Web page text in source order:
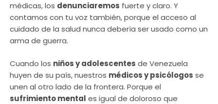
médicas, los denunciaremos fuerte y claro. Y
contamos con tu voz también, porque el acceso al
cuidado de la salud nunca debería ser usado como un
arma de guerra.
Cuando los niños y adolescentes de Venezuela
huyen de su país, nuestros médicos y psicólogos se
unen al otro lado de la frontera. Porque el
sufrimiento mental es igual de doloroso que